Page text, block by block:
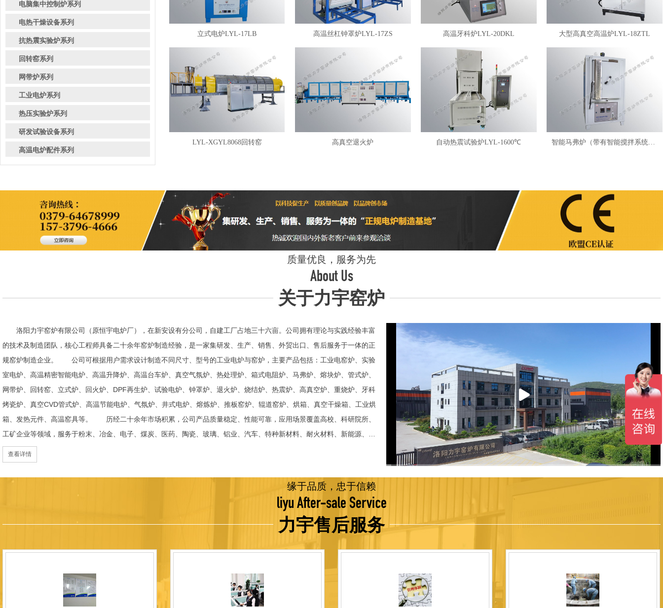
电脑集中控制炉系列
电热干燥设备系列
抗热震实验炉系列
回转窑系列
网带炉系列
工业电炉系列
热压实验炉系列
研发试验设备系列
高温电炉配件系列
立式电炉LYL-17LB 高温丝杠钟罩炉LYL-17ZS 高温牙科炉LYL-20DKL 大型高真空高温炉LYL-18ZTL
LYL-XGYL8068回转窑 高真空退火炉 自动热震试验炉LYL-1600℃ 智能马弗炉（带有智能搅拌系统）LYL-FANM
质量优良，服务为先
About Us
关于力宇窑炉
洛阳力宇窑炉有限公司（原恒宇电炉厂），在新安设有分公司，自建工厂占地三十六亩。公司拥有理论与实践经验丰富
的技术及制造团队，核心工程师具备二十余年窑炉制造经验，是一家集研发、生产、销售、外贸出口、售后服务于一体的正
规窑炉制造企业。 公司可根据用户需求设计制造不同尺寸、型号的工业电炉与窑炉，主要产品包括：工业电窑炉、实验
室电炉、高温精密智能电炉、高温升降炉、高温台车炉、真空气氛炉、热处理炉、箱式电阻炉、马弗炉、熔块炉、管式炉、
网带炉、回转窑、立式炉、回火炉、DPF再生炉、试验电炉、钟罩炉、退火炉、烧结炉、热震炉、高真空炉、重烧炉、牙科
烤瓷炉、真空CVD管式炉、高温节能电炉、气氛炉、井式电炉、熔炼炉、推板窑炉、辊道窑炉、烘箱、真空干燥箱、工业烘
箱、发热元件、高温窑具等。 历经二十余年市场积累，公司产品质量稳定、性能可靠，应用场景覆盖高校、科研院所、
工矿企业等领域，服务于粉末、冶金、电子、煤炭、医药、陶瓷、玻璃、铝业、汽车、特种新材料、耐火材料、新能源、航
天航空、化工、金属烧结及金属热处理等行业，产品覆盖国内多省市，并出口至海外多个国家和地区。 近年来，公司通
过理念更新、体制机制优化与科技创新，于2015年通过ISO 9001:2015质量管理体系认证，主营业务收入保持稳步增长，国
内市场份额稳步提升，并获得质量诚信AAA 级企业荣誉证书。 在产品技术方面，公司坚持精益求精、持续创新，自主
研发LYL系列节能精密型智能化电炉、窑炉产品，多项产品通过相关权威认证。产品具备升温快、节能效果显著、温控精
准、智能自动化程度高、运行稳定、保温性能优良、全程电脑控制、可编程自动升降温及保温、炉体表面温度接近室温等特
点；产品安全方面，已通过欧盟CE认证。 公司凭借技术积累与产品优势，获得多项官方资质认定：高新 技术企业、科
技型中小企业、洛阳市企业研发中心（证书编号：202207080）、河南省专精特新企业。 我们坚持以科技促生产，
以质量创品牌，以品牌创市场的战略发展，实现科学化管理，我们以质量保证，服务完善，信誉良好的原则。 热诚欢迎
查看详情
缘于品质，忠于信赖
liyu After-sale Service
力宇售后服务